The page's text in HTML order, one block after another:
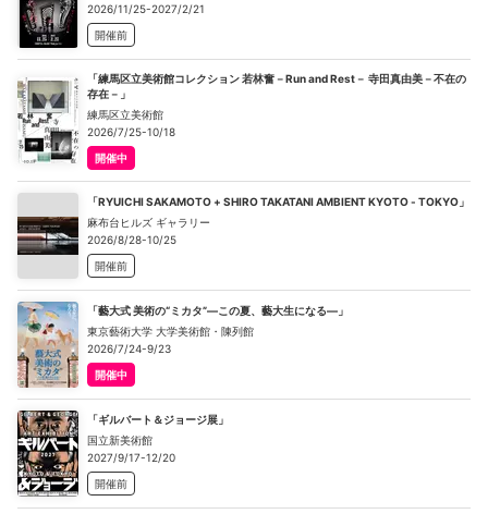
2026/11/25-2027/2/21
開催前
「練馬区立美術館コレクション 若林奮－Run and Rest－ 寺田真由美－不在の
存在－」
練馬区立美術館
2026/7/25-10/18
開催中
「RYUICHI SAKAMOTO + SHIRO TAKATANI AMBIENT KYOTO - TOKYO」
麻布台ヒルズ ギャラリー
2026/8/28-10/25
開催前
「藝大式 美術の“ミカタ”―この夏、藝大生になる―」
東京藝術大学 大学美術館・陳列館
2026/7/24-9/23
開催中
「ギルバート＆ジョージ展」
国立新美術館
2027/9/17-12/20
開催前